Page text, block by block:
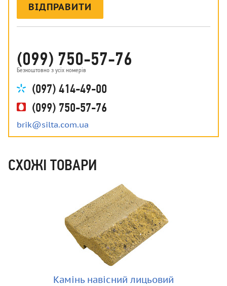
ВІДПРАВИТИ
(099) 750-57-76
Безкоштовно з усіх номерів
(097) 414-49-00
(099) 750-57-76
brik@silta.com.ua
СХОЖІ ТОВАРИ
Камінь навісний лицьовий